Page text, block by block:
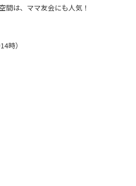
間は、ママ友会にも人気！
時）